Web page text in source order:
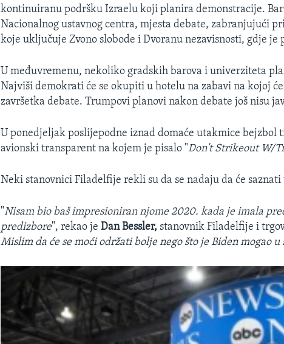
kontinuiranu podršku Izraelu koji planira demonstracije.
Nacionalnog ustavnog centra, mjesta debate, zabranjujući
koje uključuje Zvono slobode i Dvoranu nezavisnosti, gdje je
U međuvremenu, nekoliko gradskih barova i univerziteta
Najviši demokrati će se okupiti u hotelu na zabavi na kojoj
završetka debate. Trumpovi planovi nakon debate još nisu
U ponedjeljak poslijepodne iznad domaće utakmice bejzbol
avionski transparent na kojem je pisalo "Don't Strikeout W/
Neki stanovnici Filadelfije rekli su da se nadaju da će saznati
"Nisam bio baš impresioniran njome 2020. kada je imala
predizbore", rekao jeDan Bessler, stanovnik Filadelfije i
Mislim da će se moći održati bolje nego što je Biden mogao